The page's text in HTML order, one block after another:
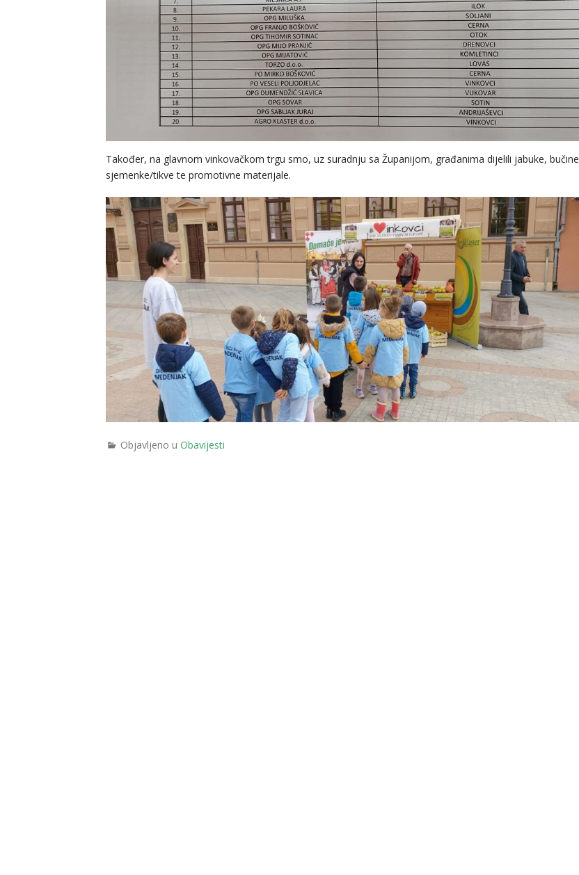
Također, na glavnom vinkovačkom trgu smo, uz suradnju sa Županijom, građanima dijelili jabuke, bučine
sjemenke/tikve te promotivne materijale.
Objavljeno u Obavijesti